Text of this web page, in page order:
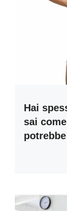
Hai
sai